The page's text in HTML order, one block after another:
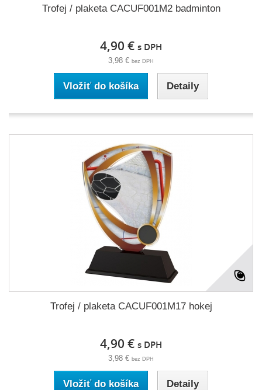
Trofej / plaketa CACUF001M2 badminton
4,90 € s DPH
3,98 € bez DPH
Vložiť do košíka Detaily
Trofej / plaketa CACUF001M17 hokej
4,90 € s DPH
3,98 € bez DPH
Vložiť do košíka Detaily